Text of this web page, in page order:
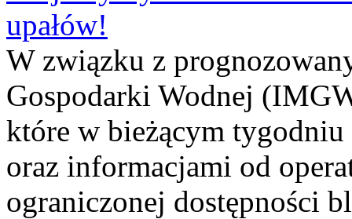
upałów!
W związku z
Gospodarki Wodnej
które w bieżącym tygodniu
oraz informacjami od
ograniczonej dostępności